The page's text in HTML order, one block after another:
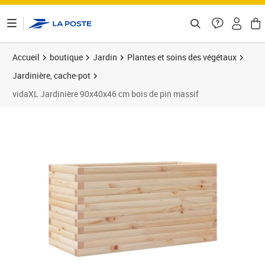
Accueil boutique Jardin
Plantes et soins des végétaux
Jardinière, cache-pot
vidaXL Jardinière 90x40x46 cm bois de pin massif